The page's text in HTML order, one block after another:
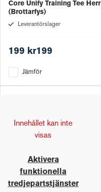
Core Unify Training Tee Herr
(Brottarfys)
Leverantörslager
199 kr199
Jämför
Innehållet kan inte
visas
Aktivera
funktionella
tredjepartstjänster